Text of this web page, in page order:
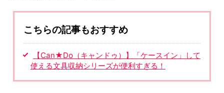
こちらの記事もおすすめ
【Can★Do（キャンドゥ）】「ケースイン」して
使える文具収納シリーズが便利すぎる！